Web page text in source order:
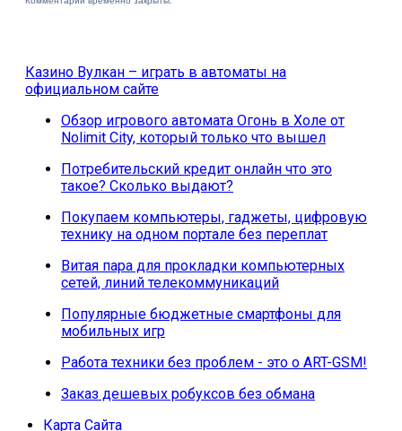
Казино Вулкан – играть в автоматы на
официальном сайте
Обзор игрового автомата Огонь в Холе от
Nolimit City, который только что вышел
Потребительский кредит онлайн что это
такое? Сколько выдают?
Покупаем компьютеры, гаджеты, цифровую
технику на одном портале без переплат
Витая пара для прокладки компьютерных
сетей, линий телекоммуникаций
Популярные бюджетные смартфоны для
мобильных игр
Работа техники без проблем - это о ART-GSM!
Заказ дешевых робуксов без обмана
Карта Сайта